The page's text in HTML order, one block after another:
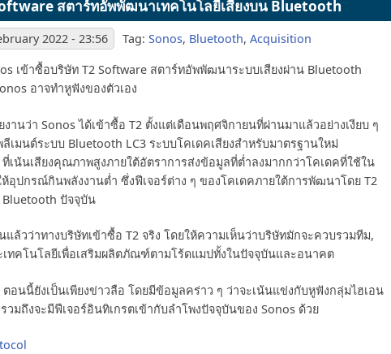
สตาร์ทอัพพัฒนาเทคโนโลยีเสียงบน Bluetooth
2022 - 23:56 Tag: Sonos, Bluetooth, Acquisition
เข้าซื้อบริษัท T2 Software สตาร์ทอัพพัฒนาระบบเสียงผ่าน Bluetooth
อาจทำหูฟังของตัวเอง
านว่า Sonos ได้เข้าซื้อ T2 ตั้งแต่เดือนพฤศจิกายนที่ผ่านมาแล้วอย่างเงียบ ๆ
เมนต์ระบบ Bluetooth LC3 ระบบโคเดคเสียงสำหรับมาตรฐานใหม่
เน้นเสียงคุณภาพสูงภายใต้อัตราการส่งข้อมูลที่ต่ำลงมากกว่าโคเดคที่ใช้ใน
อุปกรณ์กินพลังงานต่ำ ซึ่งฟีเจอร์ต่าง ๆ ของโคเดคภายใต้การพัฒนาโดย T2
Bluetooth ปัจจุบัน
ล้วว่าทางบริษัทเข้าซื้อ T2 จริง โดยให้ความเห็นว่าบริษัทมักจะควบรวมทีม,
ทคโนโลยีเพื่อเสริมผลิตภัณฑ์ตามโร้ดแมปทั้งในปัจจุบันและอนาคต
อนนี้ยังเป็นเพียงข่าวลือ โดยมีข้อมูลคร่าว ๆ ว่าจะเน้นแข่งกับหูฟังกลุ่มไฮเอน
วมถึงจะมีฟีเจอร์อินทิเกรตเข้ากับลำโพงปัจจุบันของ Sonos ด้วย